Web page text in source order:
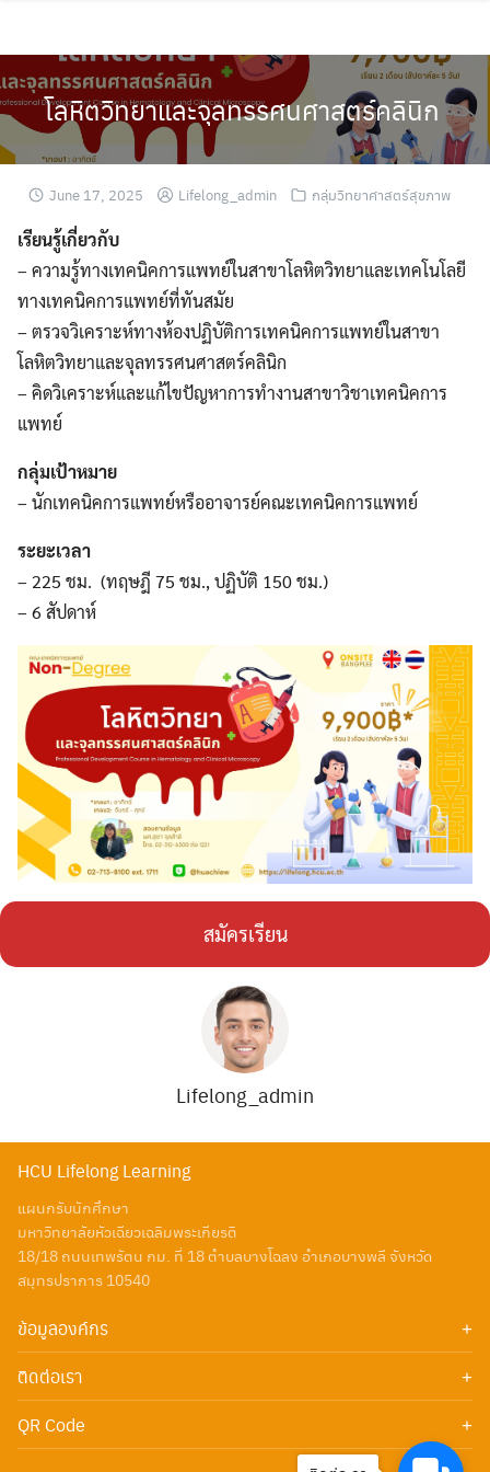
โลหิตวิทยาและจุลทรรศนศาสตร์คลินิก
June 17, 2025 Lifelong_admin กลุ่มวิทยาศาสตร์สุขภาพ
เรียนรู้เกี่ยวกับ
– ความรู้ทางเทคนิคการแพทย์ในสาขาโลหิตวิทยาและเทคโนโลยี
ทางเทคนิคการแพทย์ที่ทันสมัย
– ตรวจวิเคราะห์ทางห้องปฏิบัติการเทคนิคการแพทย์ในสาขา
โลหิตวิทยาและจุลทรรศนศาสตร์คลินิก
– คิดวิเคราะห์และแก้ไขปัญหาการทำงานสาขาวิชาเทคนิคการ
แพทย์
กลุ่มเป้าหมาย
– นักเทคนิคการแพทย์หรืออาจารย์คณะเทคนิคการแพทย์
ระยะเวลา
– 225 ชม. (ทฤษฎี 75 ชม., ปฏิบัติ 150 ชม.)
– 6 สัปดาห์
สมัครเรียน
Lifelong_admin
HCU Lifelong Learning
แผนกรับนักศึกษา
มหาวิทยาลัยหัวเฉียวเฉลิมพระเกียรติ
18/18 ถนนเทพรัตน กม. ที่ 18 ตำบลบางโฉลง อำเภอบางพลี จังหวัด
สมุทรปราการ 10540
ข้อมูลองค์กร
เกี่ยวกับเรา
ติดต่อเรา
Add Line Id : @huachiew
โทรศัพท์: 02713-8100 ต่อ 1711-1718
QR Code